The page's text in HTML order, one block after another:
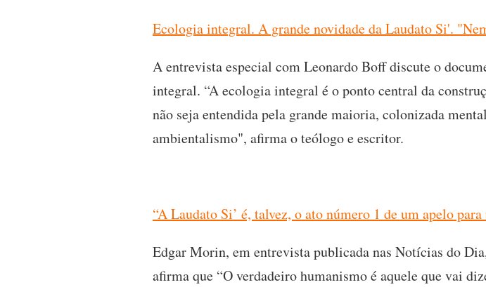
Ecologia integral. A grande novidade da Laudato Si'.
A entrevista especial com Leonardo Boff discute o
integral. “A ecologia integral é o ponto central da
não seja entendida pela grande maioria, colonizada
ambientalismo", afirma o teólogo e escritor.
“A Laudato Si’ é, talvez, o ato número 1 de um apelo
Edgar Morin, em entrevista publicada nas Notícias do
afirma que “O verdadeiro humanismo é aquele que vai